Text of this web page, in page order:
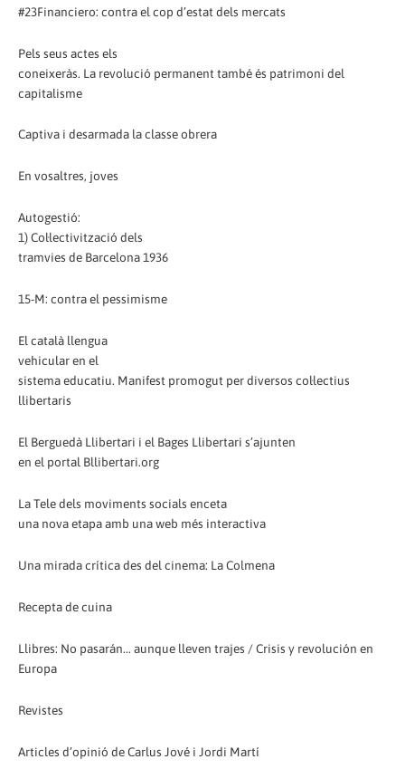
#23Financiero: contra el cop d’estat dels mercats
Pels seus actes els
coneixeràs. La revolució permanent també és patrimoni del
capitalisme
Captiva i desarmada la classe obrera
En vosaltres, joves
Autogestió:
1) Col·lectivització dels
tramvies de Barcelona 1936
15-M: contra el pessimisme
El català llengua
vehicular en el
sistema educatiu. Manifest promogut per diversos col·lectius
llibertaris
El Berguedà Llibertari i el Bages Llibertari s’ajunten
en el portal Bllibertari.org
La Tele dels moviments socials enceta
una nova etapa amb una web més interactiva
Una mirada crítica des del cinema: La Colmena
Recepta de cuina
Llibres: No pasarán... aunque lleven trajes / Crisis y revolución en
Europa
Revistes
Articles d’opinió de Carlus Jové i Jordi Martí